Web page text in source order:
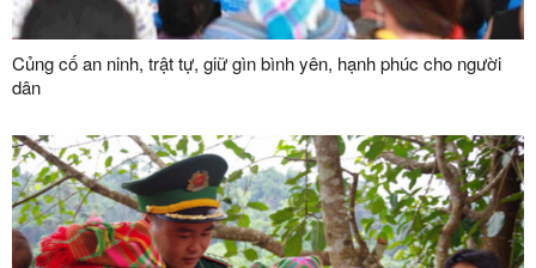
Củng cố an ninh, trật tự, giữ gìn bình yên, hạnh phúc cho người
dân